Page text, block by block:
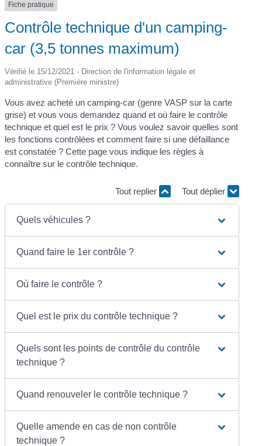
Fiche pratique
Contrôle technique d'un camping-
car (3,5 tonnes maximum)
Vérifié le 15/12/2021 - Direction de l'information légale et
administrative (Première ministre)
Vous avez acheté un camping-car (genre VASP sur la carte
grise) et vous vous demandez quand et où faire le contrôle
technique et quel est le prix ? Vous voulez savoir quelles sont
les fonctions contrôlées et comment faire si une défaillance
est constatée ? Cette page vous indique les règles à
connaître sur le contrôle technique.
Tout replier Tout déplier
Quels véhicules ?
Quand faire le 1er contrôle ?
Où faire le contrôle ?
Quel est le prix du contrôle technique ?
Quels sont les points de contrôle du contrôle
technique ?
Quand renouveler le contrôle technique ?
Quelle amende en cas de non contrôle
technique ?